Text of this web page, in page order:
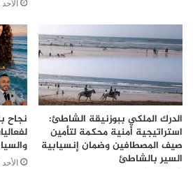
الأحد 2 أغسطس 2026
الدرك الملكي ببوزنيقة الشاطئ:
استراتيجية أمنية محكمة لتأمين
صيف المصطافين وضمان إنسيابية
السير بالشاطئ
نجاح
الأحد 2 أغسطس 2026